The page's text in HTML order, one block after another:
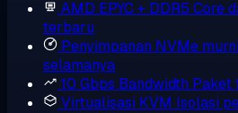
AMD EPYC + DDR5 Core
terbaru
Penyimpanan NVMe murni
selamanya
10 Gbps Bandwidth Paket
Virtualisasi KVM Isolasi